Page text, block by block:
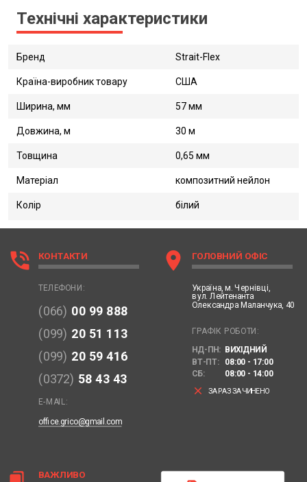
Технічні характеристики
Бренд Strait-Flex
Країна-виробник товару США
Ширина, мм 57 мм
Довжина, м 30 м
Товщина 0,65 мм
Матеріал композитний нейлон
Колір білий
ВАЖЛИВО
phone_in_talk КОНТАКТИ
ТЕЛЕФОНИ:
(066) 00 99 888
(099) 20 51 113
(099) 20 59 416
(0372) 58 43 43
E-MAIL:
office.grico@gmail.com
location_on ГОЛОВНИЙ ОФІС
Україна, м. Чернівці,
вул. Лейтенанта
Олександра Маланчука, 40
ГРАФІК РОБОТИ:
НД-ПН: ВИХІДНИЙ
ВТ-ПТ:
08:00 - 17:00
СБ:
08:00 - 14:00
clear ЗАРАЗ ЗАЧИНЕНО